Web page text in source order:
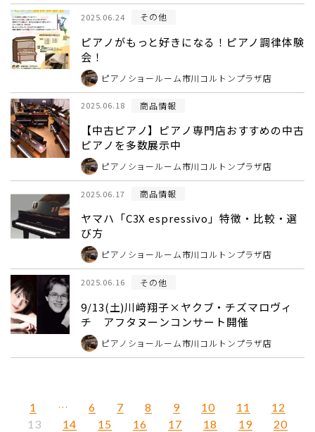
2025.06.24 その他
ピアノがもっと好きになる！ピアノ調律体験
会！
ピアノショールーム市川コルトンプラザ店
2025.06.18 商品情報
【中古ピアノ】ピアノ専門店おすすめの中古
ピアノを多数展示中
ピアノショールーム市川コルトンプラザ店
2025.06.17 商品情報
ヤマハ「C3X espressivo」特徴・比較・選
び方
ピアノショールーム市川コルトンプラザ店
2025.06.16 その他
9/13(土)川﨑翔子×ヤクブ・チズマロヴィ
チ アフタヌーンコンサート開催
ピアノショールーム市川コルトンプラザ店
1 … 6 7 8 9 10 11
12
13
14 15 16 17 18 19 20